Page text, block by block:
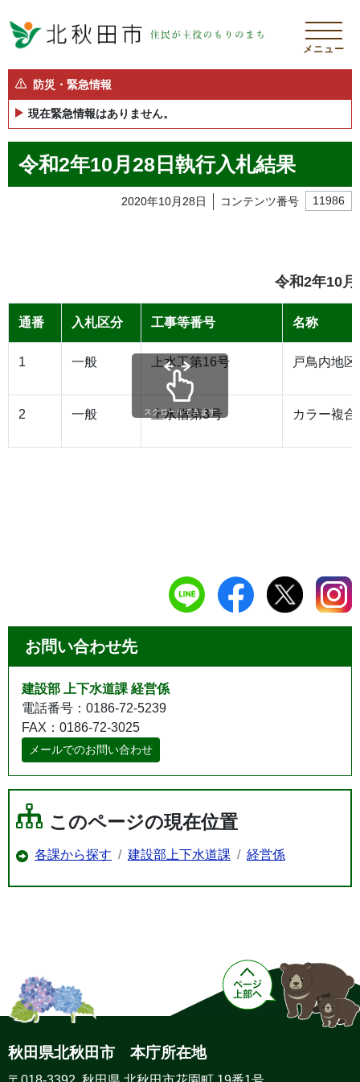
メニュー
防災・緊急情報
現在緊急情報はありません。
令和2年10月28日執行入札結果
2020年10月28日 コンテンツ番号 11986
令和2年10
通番 入札区分 工事等番号 名称
1 一般 上水工第16号 戸鳥内地
2 一般 上水借第3号 カラー複
スクロールできます
お問い合わせ先
建設部 上下水道課 経営係
電話番号：0186-72-5239
FAX：0186-72-3025
メールでのお問い合わせ
このページの現在位置
各課から探す 建設部上下水道課 経営係
秋田県北秋田市 本庁所在地